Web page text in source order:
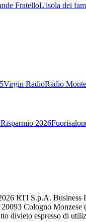
FratelloL'isola dei
Virgin RadioRadio
2026
RTI S.p.A. Business
Cologno Monzese
divieto espresso di